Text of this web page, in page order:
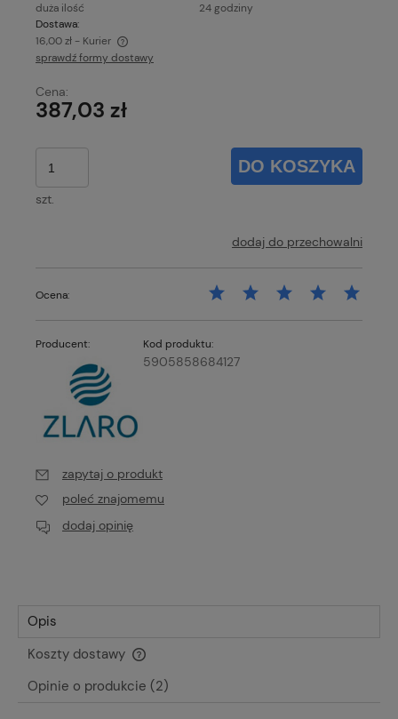
duża ilość
24 godziny
Dostawa:
16,00 zł - Kurier
Cena nie zawiera ewentualnych kosztów płatności
sprawdź formy dostawy
Cena:
387,03 zł
szt.
DO KOSZYKA
dodaj do przechowalni
Ocena:
Producent: Kod produktu:
5905858684127
zapytaj o produkt
poleć znajomemu
dodaj opinię
Opis
Koszty dostawy
Cena nie zawiera ewentualnych kosztów płatności
Opinie o produkcie (2)